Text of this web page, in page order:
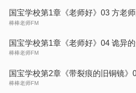
国宝学校第1章《老师好》03 方老
棒棒老师FM
国宝学校第1章《老师好》04 诡异
棒棒老师FM
国宝学校第2章《带裂痕的旧铜镜》
棒棒老师FM